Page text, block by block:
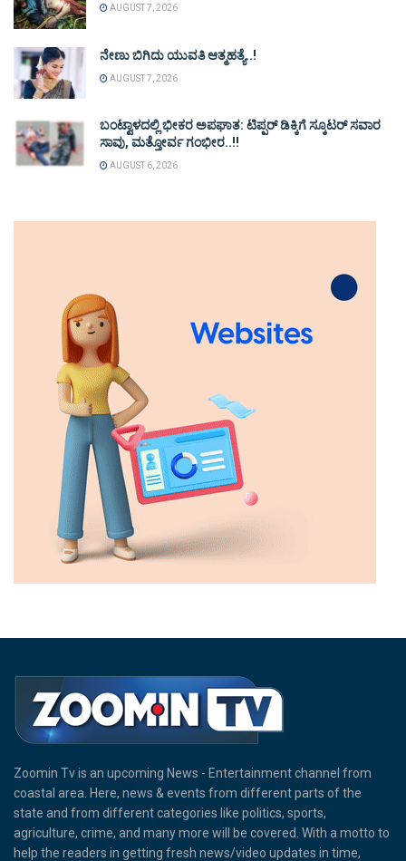
AUGUST 7, 2026
ನೇಣು ಬಿಗಿದು ಯುವತಿ ಆತ್ಮಹತ್ಯೆ..!
AUGUST 7, 2026
ಬಂಟ್ವಾಳದಲ್ಲಿ ಭೀಕರ ಅಪಘಾತ: ಟಿಪ್ಪರ್ ಡಿಕ್ಕಿಗೆ ಸ್ಕೂಟರ್ ಸವಾರ
ಸಾವು, ಮತ್ತೋರ್ವ ಗಂಭೀರ..!!
AUGUST 6, 2026
Zoomin Tv is an upcoming News - Entertainment channel from
coastal area. Here, news & events from different parts of the
state and from different categories like politics, sports,
agriculture, crime, and many more will be covered. With a motto to
help the readers in getting fresh news/video updates in time,